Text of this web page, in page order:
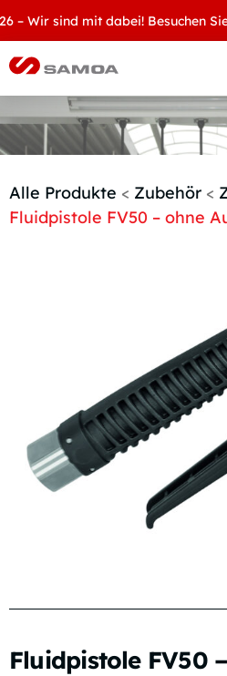
Wir sind mit dabei! Besuchen Sie
Alle Produkte < Zubehör <
Fluidpistole FV50 – ohne
Fluidpistole FV50